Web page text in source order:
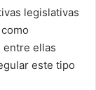
legislativas
entre ellas
este tipo